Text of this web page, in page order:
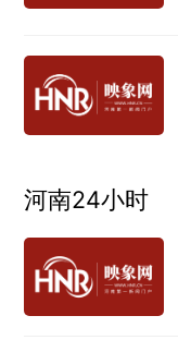
河南24小时